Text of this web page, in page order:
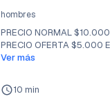
hombres
PRECIO NORMAL
PRECIO OFERTA $5.000
Ver más
10 min